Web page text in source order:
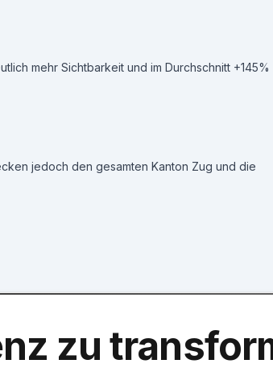
mehr Sichtbarkeit und im Durchschnitt +145%
jedoch den gesamten Kanton Zug und die
zu